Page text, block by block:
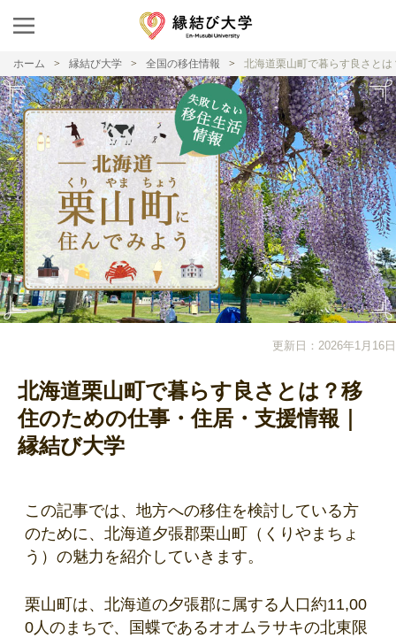
ホーム 縁結び大学 全国の移住情報 北海道栗山町で暮らす良さと
更新日：2026年1月16日
北海道栗山町で暮らす良さとは？移
住のための仕事・住居・支援情報｜
縁結び大学
この記事では、地方への移住を検討している方
のために、北海道夕張郡栗山町（くりやまちょ
う）の魅力を紹介していきます。
栗山町は、北海道の夕張郡に属する人口約11,00
0人のまちで、国蝶であるオオムラサキの北東限